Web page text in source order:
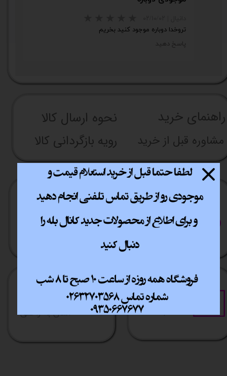
★★★
★★★★★
تروخدا دوباره موجود کنید بخریم
پاسخ دهید
راهنما​​​​​​​​​​​​​​ی خرید نحوه ارسال کالا
مشاوره قبل از خرید رویه بازگردانی کالا
پشتیبانی انلاین
​7روز هفته 10تا 20 ​​سراسر ایران
خرید آسان
فقط با چند کلیک
خرید قسطی
آسان به راحتی